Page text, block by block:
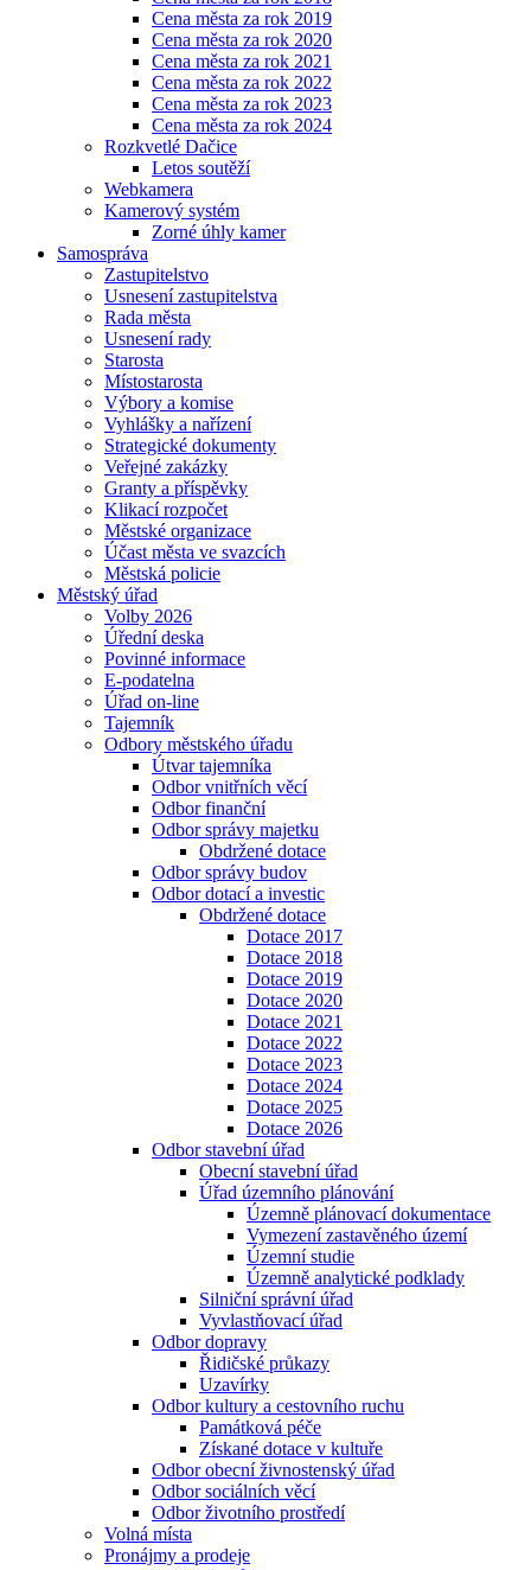
Cena města za rok 2019
Cena města za rok 2020
Cena města za rok 2021
Cena města za rok 2022
Cena města za rok 2023
Cena města za rok 2024
Rozkvetlé Dačice
Letos soutěží
Webkamera
Kamerový systém
Zorné úhly kamer
Samospráva
Zastupitelstvo
Usnesení zastupitelstva
Rada města
Usnesení rady
Starosta
Místostarosta
Výbory a komise
Vyhlášky a nařízení
Strategické dokumenty
Veřejné zakázky
Granty a příspěvky
Klikací rozpočet
Městské organizace
Účast města ve svazcích
Městská policie
Městský úřad
Volby 2026
Úřední deska
Povinné informace
E-podatelna
Úřad on-line
Tajemník
Odbory městského úřadu
Útvar tajemníka
Odbor vnitřních věcí
Odbor finanční
Odbor správy majetku
Obdržené dotace
Odbor správy budov
Odbor dotací a investic
Obdržené dotace
Dotace 2017
Dotace 2018
Dotace 2019
Dotace 2020
Dotace 2021
Dotace 2022
Dotace 2023
Dotace 2024
Dotace 2025
Dotace 2026
Odbor stavební úřad
Obecní stavební úřad
Úřad územního plánování
Územně plánovací dokumentace
Vymezení zastavěného území
Územní studie
Územně analytické podklady
Silniční správní úřad
Vyvlastňovací úřad
Odbor dopravy
Řidičské průkazy
Uzavírky
Odbor kultury a cestovního ruchu
Památková péče
Získané dotace v kultuře
Odbor obecní živnostenský úřad
Odbor sociálních věcí
Odbor životního prostředí
Volná místa
Pronájmy a prodeje